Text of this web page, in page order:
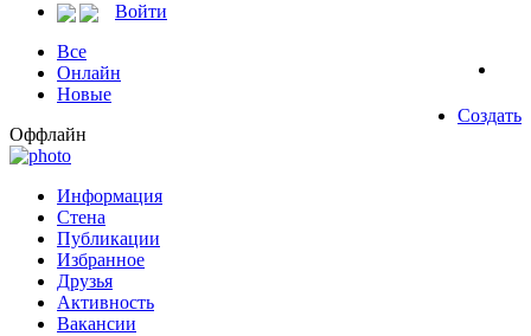
Войти
Все
Онлайн
Новые
Создать
Оффлайн
Информация
Стена
Публикации
Избранное
Друзья
Активность
Вакансии